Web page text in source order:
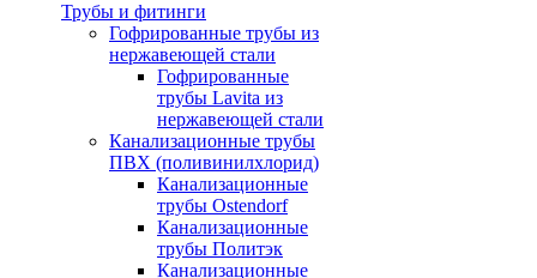
Трубы и фитинги
Гофрированные трубы из
нержавеющей стали
Гофрированные
трубы Lavita из
нержавеющей стали
Канализационные трубы
ПВХ (поливинилхлорид)
Канализационные
трубы Ostendorf
Канализационные
трубы Политэк
Канализационные